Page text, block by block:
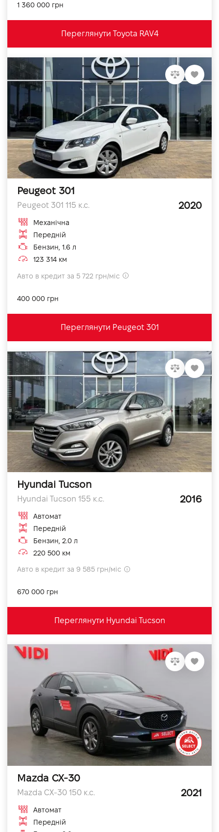
1 360 000 грн
Переглянути Toyota RAV4
Peugeot 301
Peugeot 301 115 к.с. 2020
Механічна
Передній
Бензин, 1.6 л
123 314 км
Авто в кредит за 5 722 грн/міс
400 000 грн
Переглянути Peugeot 301
Hyundai Tucson
Hyundai Tucson 155 к.с. 2016
Автомат
Передній
Бензин, 2.0 л
220 500 км
Авто в кредит за 9 585 грн/міс
670 000 грн
Переглянути Hyundai Tucson
Mazda CX-30
Mazda CX-30 150 к.с. 2021
Автомат
Передній